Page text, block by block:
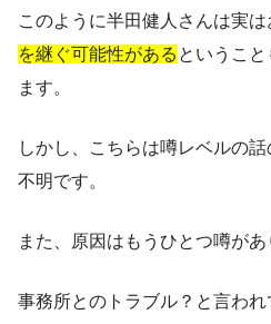
このように半田健人さんは実は
を継ぐ可能性がある というこ
ます。
しかし、こちらは噂レベルの
不明です。
また、原因はもうひとつ噂があ
事務所とのトラブル？ と言われ